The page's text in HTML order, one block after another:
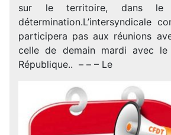
sur le territoire, dans
détermination.L’intersyndicale
participera pas aux réunions
celle de demain mardi avec
République.. – – – Le